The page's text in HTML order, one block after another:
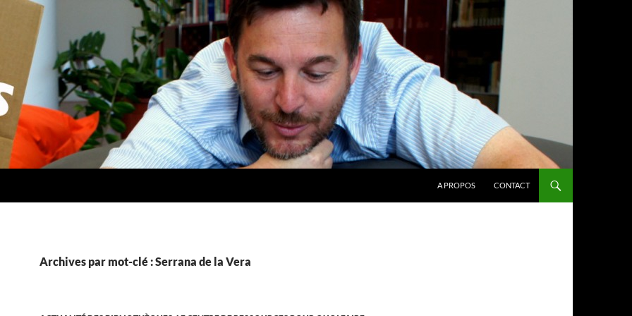
A PROPOS CONTACT
Archives par mot-clé : Serrana de la Vera